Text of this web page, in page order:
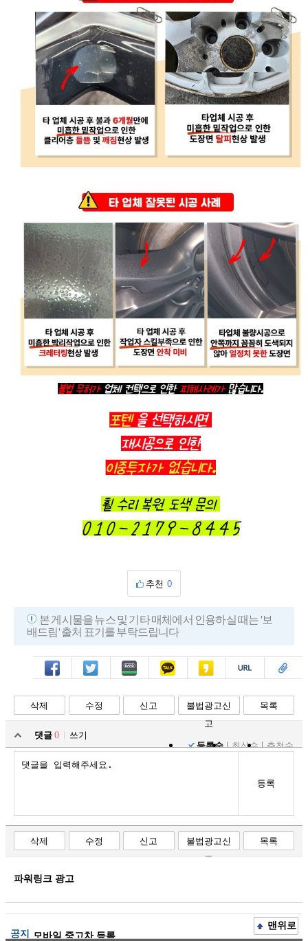
추천 0
본 게시물을 뉴스 및 기타 매체에서 인용하실 때는 '보
배드림' 출처 표기를 부탁드립니다
페북 트윗 밴드 카톡 카스 복사 스크랩
삭제 수정 신고
불법광고신
고
목록
댓글 0
쓰기
등록순
최신순 추천순
등록
삭제 수정 신고
불법광고신
고
목록
파워링크 광고
공지 모바일 중고차 등록
맨위로